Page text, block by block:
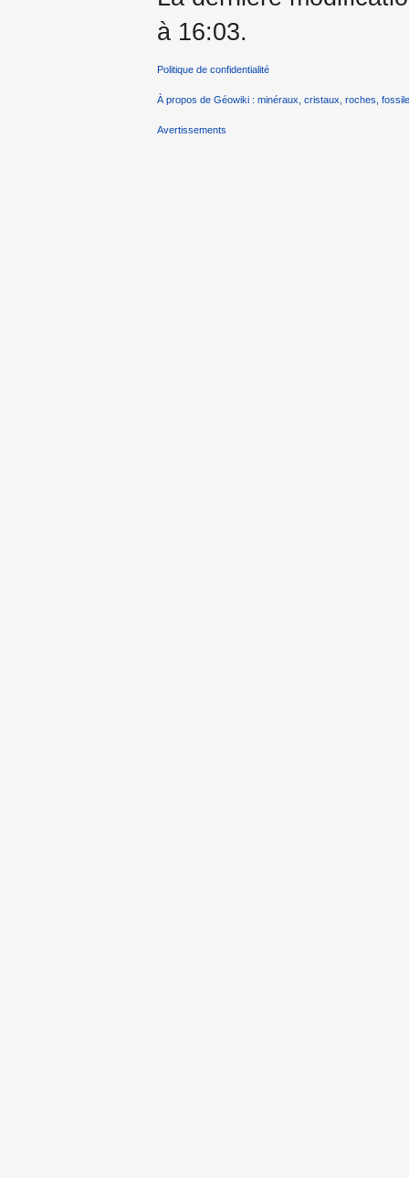
à 16:03.
Politique de confidentialité
À propos de Géowiki : minéraux, cristaux, roches,
Avertissements